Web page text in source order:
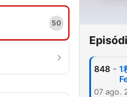
50
848 - 1
07 ago.